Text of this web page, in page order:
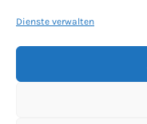
Dienste verwalten
Vertrag widerrufen